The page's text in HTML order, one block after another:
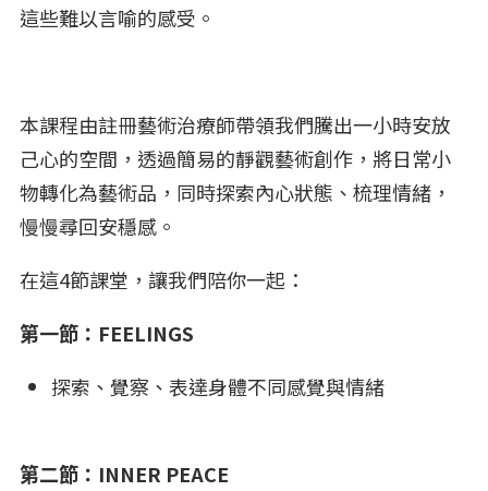
這些難以言喻的感受。
本課程由註冊藝術治療師帶領我們騰出一小時安放
己心的空間，透過簡易的靜觀藝術創作，將日常小
物轉化為藝術品，同時探索內心狀態、梳理情緒，
慢慢尋回安穩感。
在這4節課堂，讓我們陪你一起：
第一節：FEELINGS
探索、覺察、表達身體不同感覺與情緒
第二節：INNER PEACE